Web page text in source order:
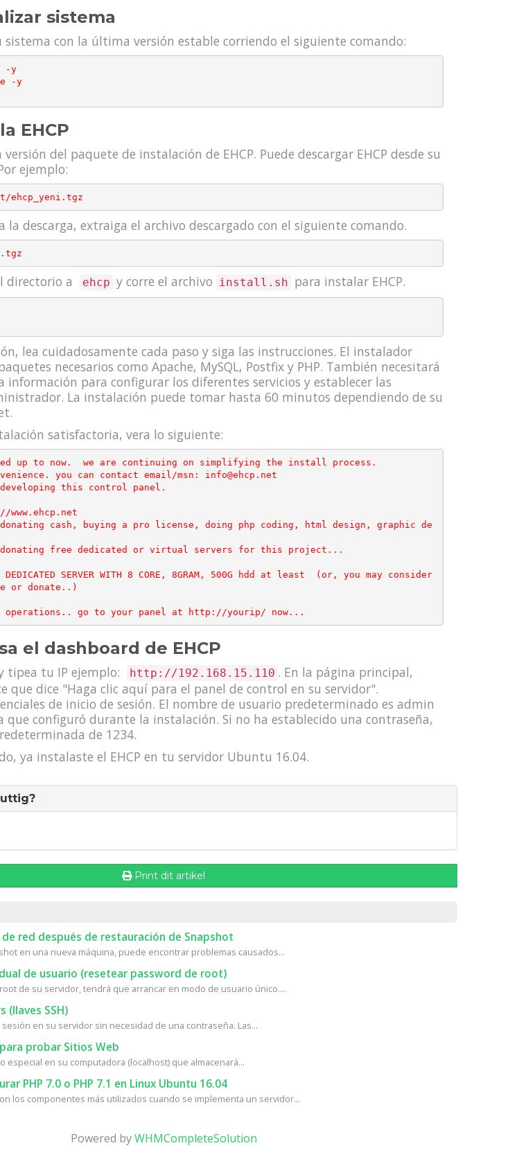
sistema
con la última versión estable corriendo el siguiente comando:
-y
-y
EHCP
del paquete de instalación de EHCP. Puede descargar EHCP desde su
ejemplo:
la descarga, extraiga el archivo descargado con el siguiente comando.
directorio a ehcp y corre el archivo install.sh para instalar EHCP.
lea cuidadosamente cada paso y siga las instrucciones. El instalador
necesarios como Apache, MySQL, Postfix y PHP. También necesitará
información para configurar los diferentes servicios y establecer las
La instalación puede tomar hasta 60 minutos dependiendo de su
satisfactoria, vera lo siguiente:
up to now.  we are continuing on simplifying the install process.
you can contact email/msn: info@ehcp.net
this control panel.
donating cash, buying a pro license, doing php coding, html design, graphic de
donating free dedicated or virtual servers for this project...
A DEDICATED SERVER WITH 8 CORE, 8GRAM, 500G hdd at least  (or, you may consider
or donate..)
el dashboard de EHCP
tipea tu IP ejemplo: http://192.168.15.110 . En la página principal,
que dice "Haga clic aquí para el panel de control en su servidor".
de inicio de sesión. El nombre de usuario predeterminado es admin
que configuró durante la instalación. Si no ha establecido una contraseña,
de 1234.
ya instalaste el EHCP en tu servidor Ubuntu 16.04.
Print dit artikel
red después de restauración de Snapshot
en una nueva máquina, puede encontrar problemas causados...
de usuario (resetear password de root)
de su servidor, tendrá que arrancar en modo de usuario único....
(llaves SSH)
sesión en su servidor sin necesidad de una contraseña. Las...
probar Sitios Web
especial en su computadora (localhost) que almacenará...
PHP 7.0 o PHP 7.1 en Linux Ubuntu 16.04
los componentes más utilizados cuando se implementa un servidor...
Powered byWHMCompleteSolution